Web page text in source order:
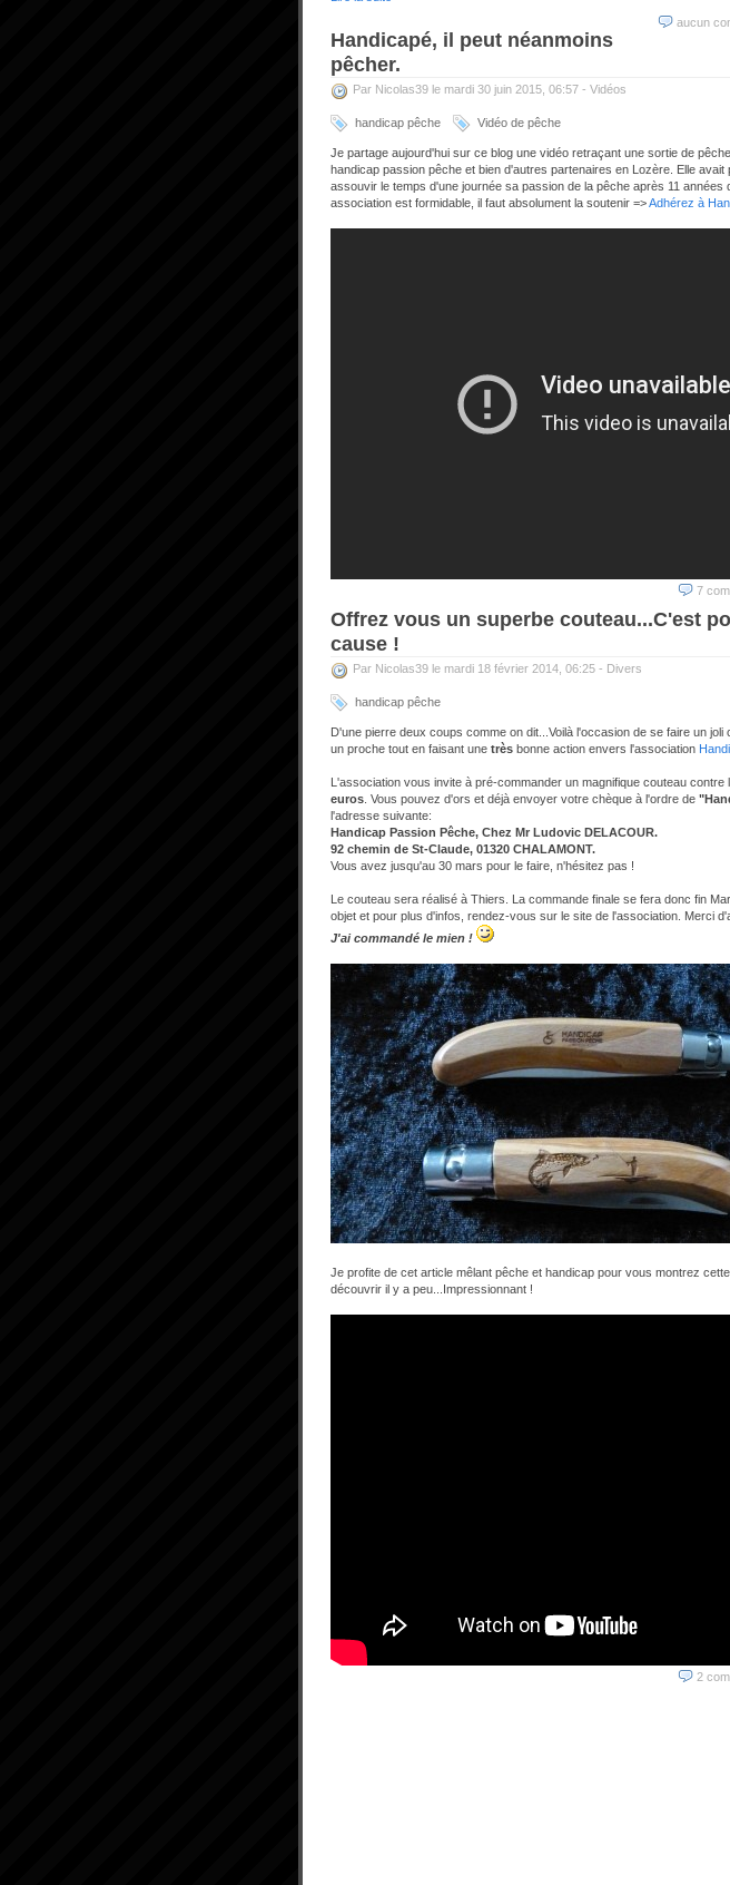
aucun
Handicapé, il peut néanmoins
pêcher.
Par Nicolas39 le mardi 30 juin 2015, 06:57 - Vidéos
handicap pêche Vidéo de pêche
Je partage aujourd'hui sur ce blog une vidéo retraçant une sortie de
handicap passion pêche et bien d'autres partenaires en Lozère. Elle avait
assouvir le temps d'une journée sa passion de la pêche après 11 années
association est formidable, il faut absolument la soutenir =>Adhérez à
7
Offrez vous un superbe couteau...C'est
cause !
Par Nicolas39 le mardi 18 février 2014, 06:25 - Divers
handicap pêche
D'une pierre deux coups comme on dit...Voilà l'occasion de se faire un joli
un proche tout en faisant une très bonne action envers l'association
L'association vous invite à pré-commander un magnifique couteau contre
euros . Vous pouvez d'ors et déjà envoyer votre chèque à l'ordre de
l'adresse suivante:
Handicap Passion Pêche, Chez Mr Ludovic DELACOUR.
92 chemin de St-Claude, 01320 CHALAMONT.
Vous avez jusqu'au 30 mars pour le faire, n'hésitez pas !
Le couteau sera réalisé à Thiers. La commande finale se fera donc fin
objet et pour plus d'infos, rendez-vous sur le site de l'association. Merci
J'ai commandé le mien !
Je profite de cet article mêlant pêche et handicap pour vous montrez
découvrir il y a peu...Impressionnant !
2